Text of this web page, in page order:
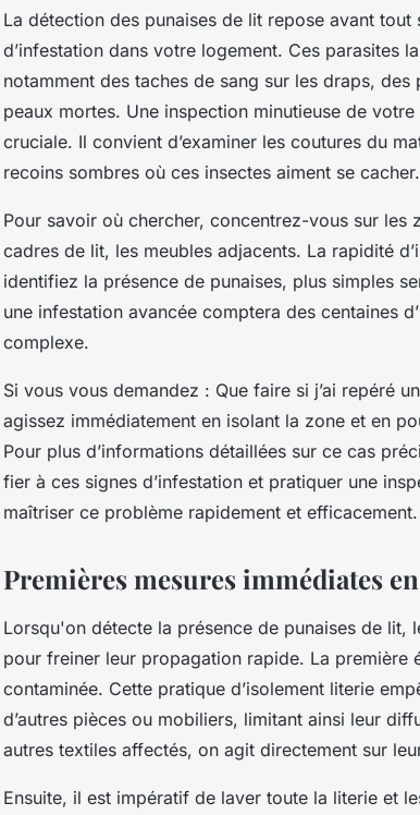
La détection des punaises de lit repose avant
d’infestation dans votre logement. Ces parasites
notamment des taches de sang sur les draps,
peaux mortes. Une inspection minutieuse de
cruciale. Il convient d’examiner les coutures du
recoins sombres où ces insectes aiment se cacher.
Pour savoir où chercher, concentrez-vous sur les
cadres de lit, les meubles adjacents. La rapidité
identifiez la présence de punaises, plus simples
une infestation avancée comptera des centaines
complexe.
Si vous vous demandez : Que faire si j’ai repéré
agissez immédiatement en isolant la zone et en
Pour plus d’informations détaillées sur ce cas
fier à ces signes d’infestation et pratiquer une
maîtriser ce problème rapidement et efficacement.
Premières mesures immédiates
Lorsqu'on détecte la présence de punaises de lit,
pour freiner leur propagation rapide. La première
contaminée. Cette pratique d’isolement literie
d’autres pièces ou mobiliers, limitant ainsi leur
autres textiles affectés, on agit directement sur
Ensuite, il est impératif de laver toute la literie et